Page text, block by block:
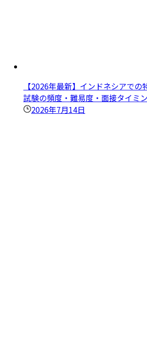
【2026年最新】インドネシアでの
試験の頻度・難易度・面接タイミ
2026年7月14日